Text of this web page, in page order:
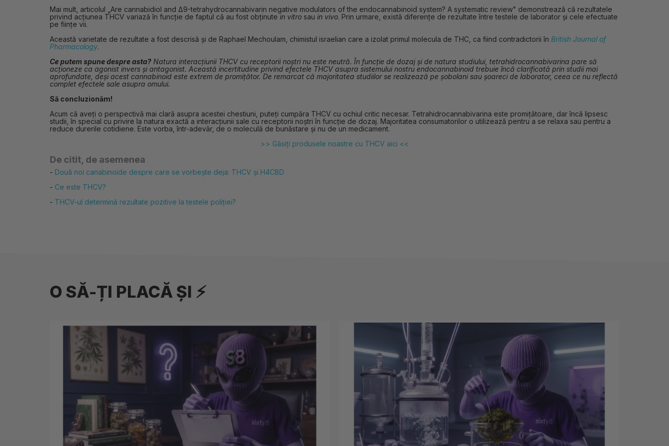
Mai mult, articolul „Are cannabidiol and Δ9-tetrahydrocannabivarin negative modulators of the endocannabinoid system? A systematic review" demonstrează că rezultatele
privind acțiunea THCV variază în funcție de faptul că au fost obținute in vitro sau in vivo. Prin urmare, există diferențe de rezultate între testele de laborator și cele efectuate
pe ființe vii.
Această varietate de rezultate a fost descrisă și de Raphael Mechoulam, chimistul israelian care a izolat primul molecula de THC, ca fiind contradictorii în British Journal of
Pharmacology.
Ce putem spune despre asta? Natura interacțiunii THCV cu receptorii noștri nu este neutră. În funcție de dozaj și de natura studiului, tetrahidrocannabivarina pare să
acționeze ca agonist invers și antagonist. Această incertitudine privind efectele THCV asupra sistemului nostru endocannabinoid trebuie încă clarificată prin studii mai
aprofundate, deși acest cannabinoid este extrem de promițător. De remarcat că majoritatea studiilor se realizează pe șobolani sau șoareci de laborator, ceea ce nu reflectă
complet efectele sale asupra omului.
Să concluzionăm!
Acum că aveți o perspectivă mai clară asupra acestei chestiuni, puteți cumpăra THCV cu ochiul critic necesar. Tetrahidrocannabivarina este promițătoare, dar încă lipsesc
studii, în special cu privire la natura exactă a interacțiunii sale cu receptorii noștri în funcție de dozaj. Majoritatea consumatorilor o utilizează pentru a se relaxa sau pentru a
reduce durerile cotidiene. Este vorba, într-adevăr, de o moleculă de bunăstare și nu de un medicament.
>> Găsiți produsele noastre cu THCV aici <<
De citit, de asemenea
- Două noi canabinoide despre care se vorbește deja: THCV și H4CBD
- Ce este THCV?
- THCV-ul determină rezultate pozitive la testele poliției?
O SĂ-ȚI PLACĂ ȘI ⚡